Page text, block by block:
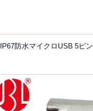
IP67防水マイクロUSB 5ピン